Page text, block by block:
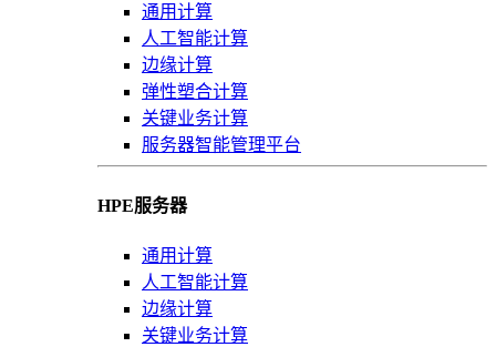
通用计算
人工智能计算
边缘计算
弹性塑合计算
关键业务计算
服务器智能管理平台
HPE服务器
通用计算
人工智能计算
边缘计算
关键业务计算